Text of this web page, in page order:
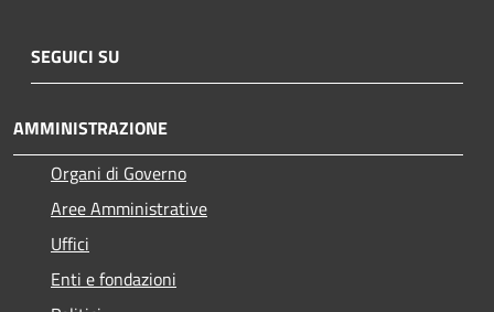
SEGUICI SU
AMMINISTRAZIONE
Organi di Governo
Aree Amministrative
Uffici
Enti e fondazioni